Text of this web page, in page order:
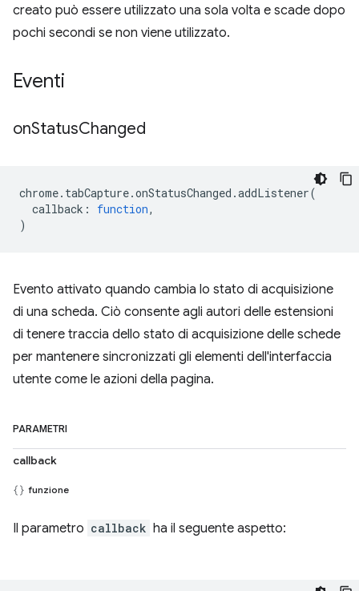
creato può essere utilizzato una sola volta e scade dopo
pochi secondi se non viene utilizzato.
Eventi
onStatusChanged
chrome. tabCapture.onStatusChanged .addListener(
callback : function,
)
Evento attivato quando cambia lo stato di acquisizione
di una scheda. Ciò consente agli autori delle estensioni
di tenere traccia dello stato di acquisizione delle schede
per mantenere sincronizzati gli elementi dell'interfaccia
utente come le azioni della pagina.
PARAMETRI
callback
funzione
Il parametro callback ha il seguente aspetto: